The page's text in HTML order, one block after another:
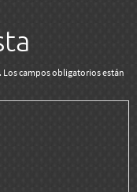
Los campos obligatorios están